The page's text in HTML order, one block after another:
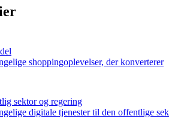
shoppingoplevelser, der konverterer
sektor og regering
digitale tjenester til den offentlige